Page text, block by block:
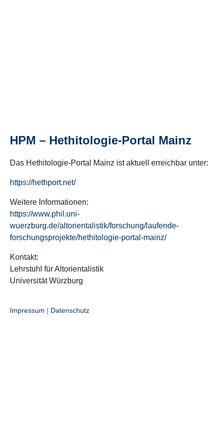
HPM – Hethitologie-Portal Mainz
Das Hethitologie-Portal Mainz ist aktuell erreichbar unter:
https://hethport.net/
Weitere Informationen:
https://www.phil.uni-
wuerzburg.de/altorientalistik/forschung/laufende-
forschungsprojekte/hethitologie-portal-mainz/
Kontakt:
Lehrstuhl für Altorientalistik
Universität Würzburg
Impressum | Datenschutz